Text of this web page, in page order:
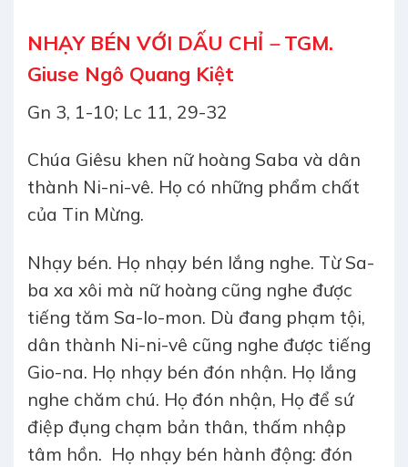
NHẠY BÉN VỚI DẤU CHỈ –TGM.
Giuse Ngô Quang Kiệt
Gn 3, 1-10; Lc 11, 29-32
Chúa Giêsu khen nữ hoàng Saba và dân
thành Ni-ni-vê. Họ có những phẩm chất
của Tin Mừng.
Nhạy bén. Họ nhạy bén lắng nghe. Từ Sa-
ba xa xôi mà nữ hoàng cũng nghe được
tiếng tăm Sa-lo-mon. Dù đang phạm tội,
dân thành Ni-ni-vê cũng nghe được tiếng
Gio-na. Họ nhạy bén đón nhận. Họ lắng
nghe chăm chú. Họ đón nhận, Họ để sứ
điệp đụng chạm bản thân, thấm nhập
tâm hồn. Họ nhạy bén hành động: đón